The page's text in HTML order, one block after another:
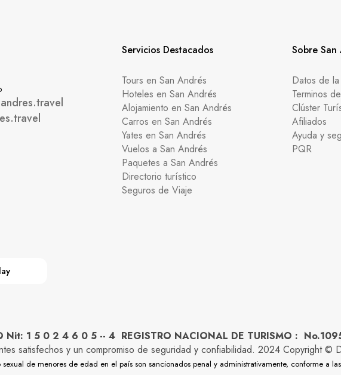
Servicios Destacados
Tours en San Andrés
Hoteles en San Andrés
Alojamiento en San Andrés
Carros en San Andrés
Yates en San Andrés
Vuelos a San Andrés
Paquetes a San Andrés
Directorio turístico
Seguros de Viaje
Sobre San
Datos de
Terminos
Clúster
Afiliados
Ayuda y
PQR
Nit: 1 5 0 2 4 6 0 5 -- 4 REGISTRO NACIONAL DE TURISMO :
satisfechos y un compromiso de seguridad y confiabilidad. 2024 Copyright ©
de menores de edad en el país son sancionados penal y administrativamente, conforme a